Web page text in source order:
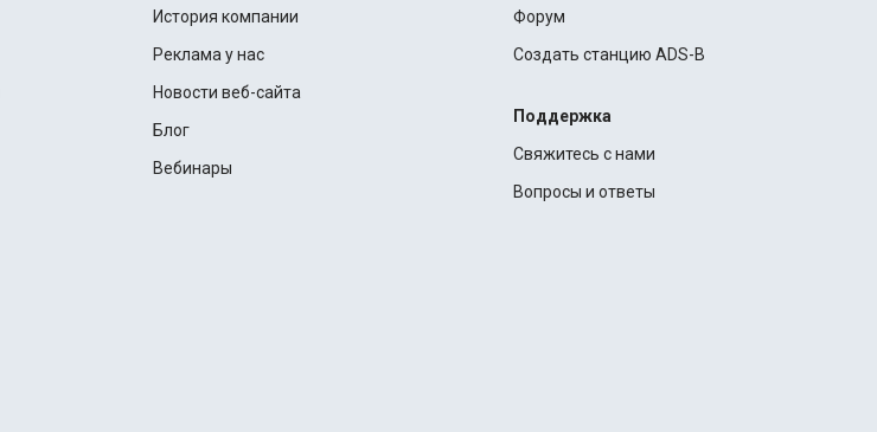
История компании
Реклама у нас
Новости веб-сайта
Блог
Вебинары
Форум
Создать станцию ADS-B
Поддержка
Свяжитесь с нами
Вопросы и ответы